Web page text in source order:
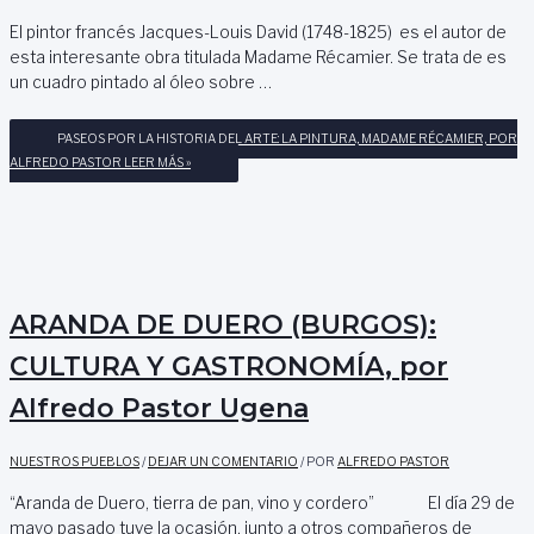
El pintor francés Jacques-Louis David (1748-1825) es el autor de
esta interesante obra titulada Madame Récamier. Se trata de es
un cuadro pintado al óleo sobre …
PASEOS POR LA HISTORIA DEL ARTE: LA PINTURA, MADAME RÉCAMIER, POR
ALFREDO PASTOR LEER MÁS »
ARANDA DE DUERO (BURGOS):
CULTURA Y GASTRONOMÍA, por
Alfredo Pastor Ugena
NUESTROS PUEBLOS/ DEJAR UN COMENTARIO / POR ALFREDO PASTOR
“Aranda de Duero, tierra de pan, vino y cordero” El día 29 de
mayo pasado tuve la ocasión, junto a otros compañeros de